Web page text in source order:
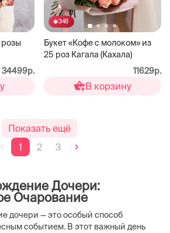
розы
34499р.
348
Букет «Кофе с молоком» из
25 роз Кагала (Кахала)
11629р.
В корзину
Показать ещё
1
2 3
Дочери:
Очарование
дочери — это особый способ
событием. В этот важный день